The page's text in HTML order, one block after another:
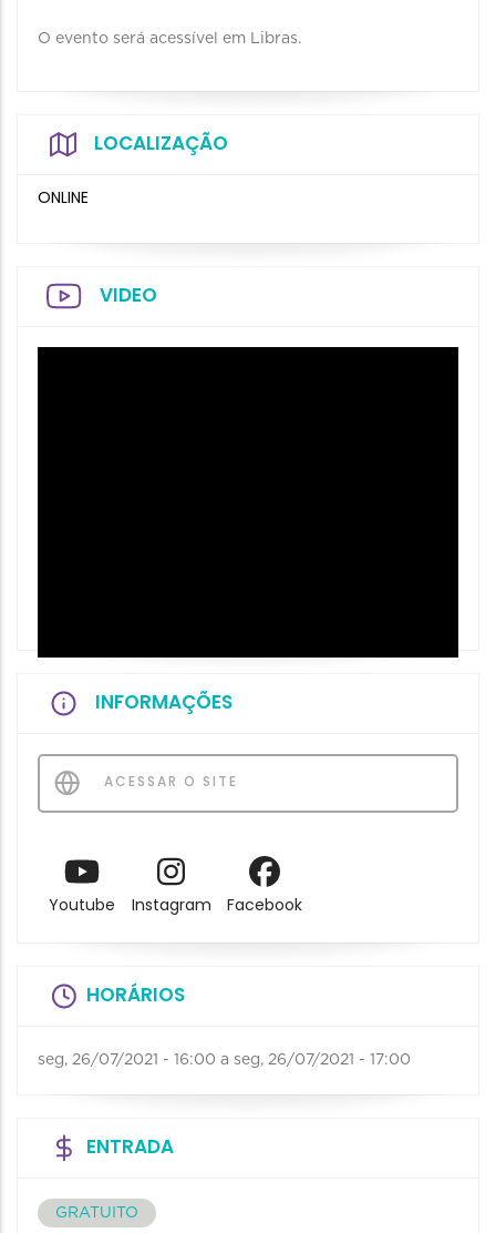
O evento será acessível em Libras.
LOCALIZAÇÃO
ONLINE
VIDEO
INFORMAÇÕES
ACESSAR O SITE
Youtube Instagram Facebook
HORÁRIOS
seg, 26/07/2021 - 16:00 a seg, 26/07/2021 - 17:00
ENTRADA
GRATUITO